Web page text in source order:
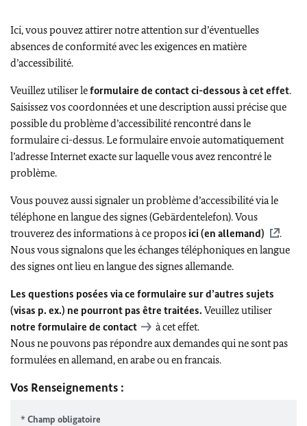
Ici, vous pouvez attirer notre attention sur d’éventuelles
absences de conformité avec les exigences en matière
d’accessibilité.
Veuillez utiliser leformulaire de contact ci-dessous à cet effet.
Saisissez vos coordonnées et une description aussi précise que
possible du problème d’accessibilité rencontré dans le
formulaire ci-dessus. Le formulaire envoie automatiquement
l’adresse Internet exacte sur laquelle vous avez rencontré le
problème.
Vous pouvez aussi signaler un problème d’accessibilité via le
téléphone en langue des signes (Gebärdentelefon). Vous
trouverez des informations à ce propos ici (en allemand)
.
Nous vous signalons que les échanges téléphoniques en langue
des signes ont lieu en langue des signes allemande.
Les questions posées via ce formulaire sur d’autres sujets
(visas p. ex.) ne pourront pas être traitées. Veuillez utiliser
notre formulaire de contact
à cet effet.
Nous ne pouvons pas répondre aux demandes qui ne sont pas
formulées en allemand, en arabe ou en francais.
Vos Renseignements :
* Champ obligatoire